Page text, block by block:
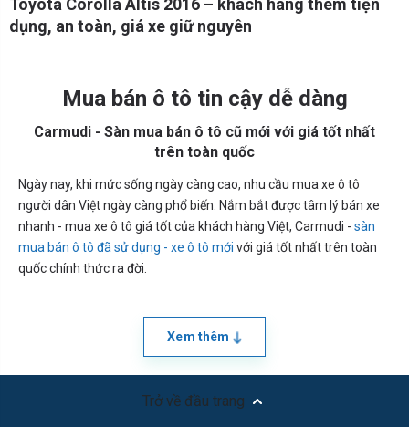
Toyota Corolla Altis 2016 – khách hàng thêm tiện
dụng, an toàn, giá xe giữ nguyên
Mua bán ô tô tin cậy dễ dàng
Carmudi - Sàn mua bán ô tô cũ mới với giá tốt nhất
trên toàn quốc
Ngày nay, khi mức sống ngày càng cao, nhu cầu mua xe ô tô
người dân Việt ngày càng phổ biến. Nắm bắt được tâm lý bán xe
nhanh - mua xe ô tô giá tốt của khách hàng Việt, Carmudi - sàn
mua bán ô tô đã sử dụng - xe ô tô mới với giá tốt nhất trên toàn
quốc chính thức ra đời.
Xem thêm
Trở về đầu trang